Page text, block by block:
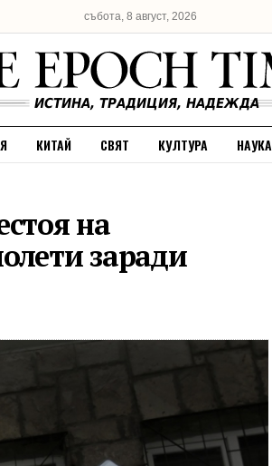
събота, 8 август, 2026
КИТАЙ СВЯТ КУЛТУРА НАУКА
на
заради